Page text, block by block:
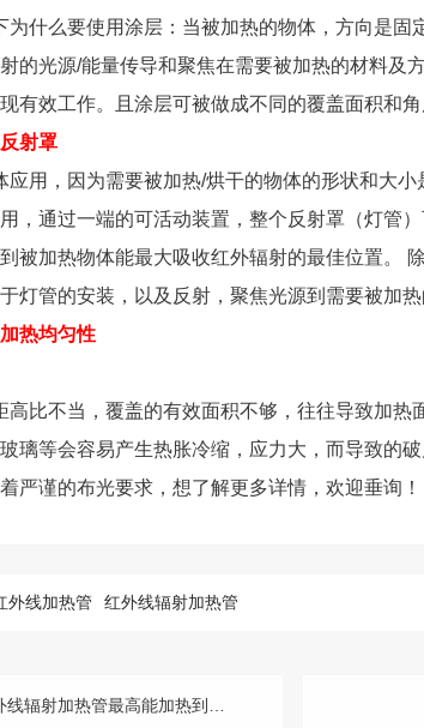
什么要使用涂层：当被加热的物体，方向是固
的光源/能量传导和聚焦在需要被加热的材料及
有效工作。且涂层可被做成不同的覆盖面积和角
射罩
用，因为需要被加热/烘干的物体的形状和大小
，通过一端的可活动装置，整个反射罩（灯管
被加热物体能最大吸收红外辐射的最佳位置。
灯管的安装，以及反射，聚焦光源到需要被加热
热均匀性
比不当，覆盖的有效面积不够，往往导致加热
璃等会容易产生热胀冷缩，应力大，而导致的
严谨的布光要求，想了解更多详情，欢迎垂询！
外线加热管 红外线辐射加热管
辐射加热管最高能加热到多少度呢